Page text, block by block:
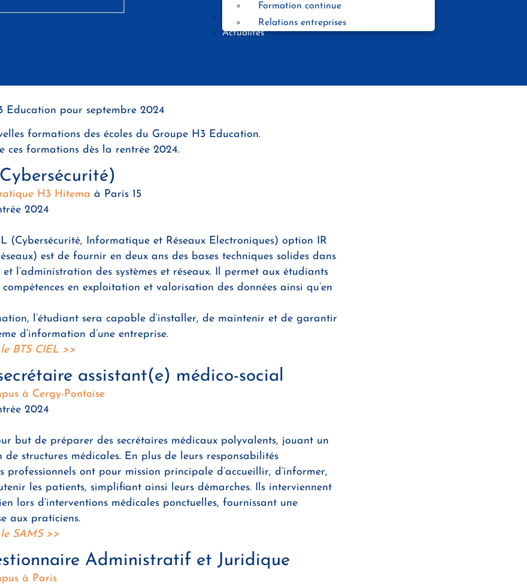
Formation continue
Relations entreprises
Actualités
Education pour septembre 2024
formations des écoles du Groupe H3 Education.
ces formations dès la rentrée 2024.
H3 Hitema à Paris 15
2024
(Cybersécurité, Informatique et Réseaux Electroniques) option IR
est de fournir en deux ans des bases techniques solides dans
l’administration des systèmes et réseaux. Il permet aux étudiants
en exploitation et valorisation des données ainsi qu’en
l’étudiant sera capable d’installer, de maintenir et de garantir
d’information d’une entreprise.
BTS CIEL >>
assistant(e) médico-social
à Cergy-Pontoise
2024
but de préparer des secrétaires médicaux polyvalents, jouant un
de structures médicales. En plus de leurs responsabilités
professionnels ont pour mission principale d’accueillir, d’informer,
les patients, simplifiant ainsi leurs démarches. Ils interviennent
lors d’interventions médicales ponctuelles, fournissant une
aux praticiens.
SAMS >>
Administratif et Juridique
à Paris